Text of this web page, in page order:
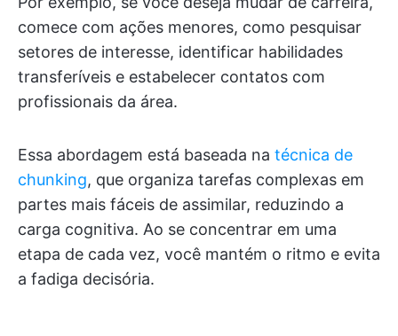
comece com ações menores, como pesquisar
setores de interesse, identificar habilidades
transferíveis e estabelecer contatos com
profissionais da área.
Essa abordagem está baseada na técnica de
chunking, que organiza tarefas complexas em
partes mais fáceis de assimilar, reduzindo a
carga cognitiva. Ao se concentrar em uma
etapa de cada vez, você mantém o ritmo e evita
a fadiga decisória.